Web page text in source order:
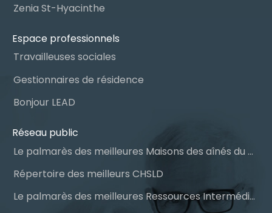
Zenia St-Hyacinthe
Espace professionnels
Travailleuses sociales
Gestionnaires de résidence
Bonjour LEAD
Réseau public
Le palmarès des meilleures Maisons des aînés du Québec
Répertoire des meilleurs CHSLD
Le palmarès des meilleures Ressources Intermédiaires (RI)